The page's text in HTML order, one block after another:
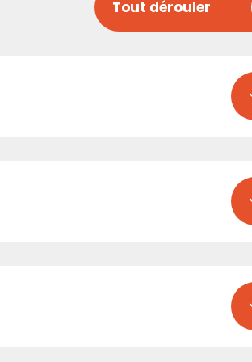
Tout dérouler